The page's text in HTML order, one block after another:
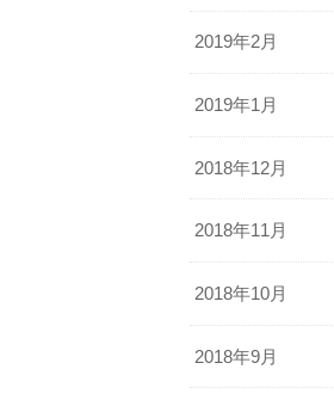
2019年2月
2019年1月
2018年12月
2018年11月
2018年10月
2018年9月